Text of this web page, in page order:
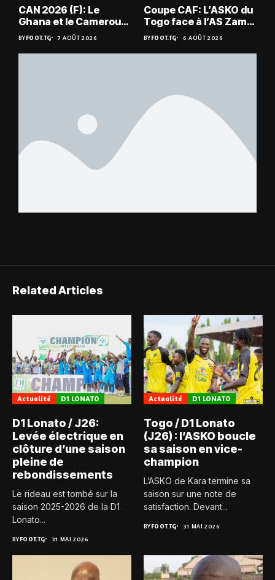
CAN 2026 (F): Le
Ghana et le Cameroun
en quarts
BYFOOT.TG 7 AOÛT 2026
Coupe CAF: L’ASKO du
Togo face à l’AS Zam
du Niger
BYFOOT.TG 6 AOÛT 2026
Related Articles
Actualité D1 LONATO
D1 Lonato / J26:
Levée électrique en
clôture d’une saison
pleine de
rebondissements
Le rideau est tombé sur la
saison 2025-2026 de la D1
Lonato...
BYFOOT.TG 31 MAI 2026
Actualité D1 LONATO
Togo / D1 Lonato
(J26) : l’ASKO boucle
sa saison en vice-
champion
L’ASKO de Kara termine sa
saison sur une note de
satisfaction. Devant...
BYFOOT.TG 31 MAI 2026